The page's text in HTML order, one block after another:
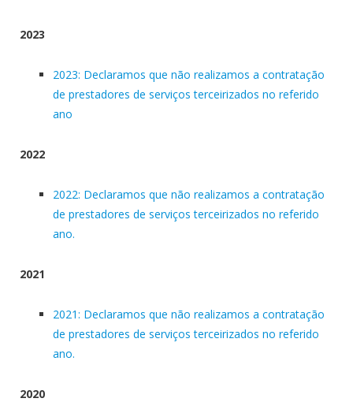
2023
2023: Declaramos que não realizamos a contratação
de prestadores de serviços terceirizados no referido
ano
2022
2022: Declaramos que não realizamos a contratação
de prestadores de serviços terceirizados no referido
ano.
2021
2021: Declaramos que não realizamos a contratação
de prestadores de serviços terceirizados no referido
ano.
2020